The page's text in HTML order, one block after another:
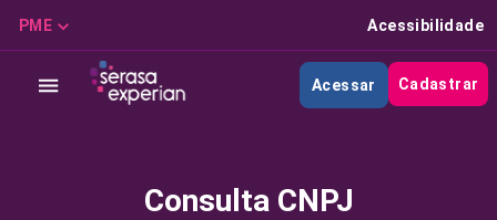
PME Acessibilidade
Acessar Cadastrar
Consulta CNPJ